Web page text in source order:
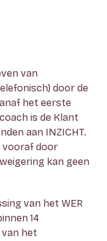
van
door de
het eerste
is de Klant
aan INZICHT.
vooraf door
kan geen
van het WER
14
het